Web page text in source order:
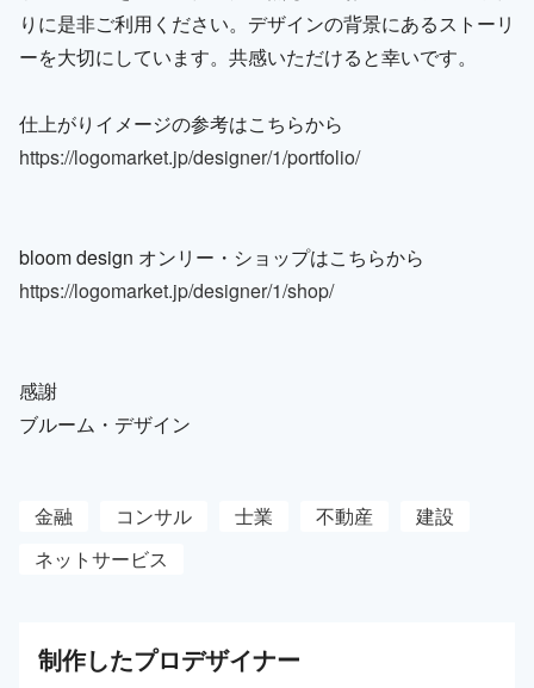
りに是非ご利用ください。デザインの背景にあるストーリ
ーを大切にしています。共感いただけると幸いです。
仕上がりイメージの参考はこちらから
https://logomarket.jp/designer/1/portfolio/
bloom design オンリー・ショップはこちらから
https://logomarket.jp/designer/1/shop/
感謝
ブルーム・デザイン
金融 コンサル 士業 不動産
建設
ネットサービス
制作したプロデザイナー